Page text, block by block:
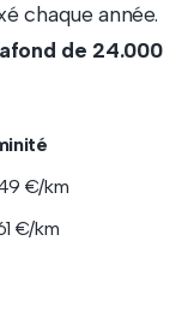
chaque année.
de 24.000
€/km
€/km